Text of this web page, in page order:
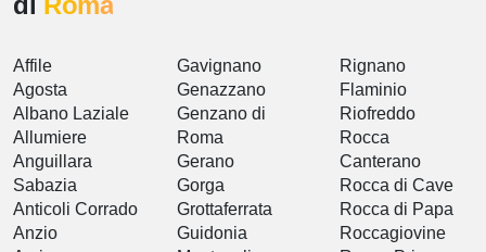
Affile
Agosta
Albano Laziale
Allumiere
Anguillara
Sabazia
Anticoli Corrado
Anzio
Gavignano
Genazzano
Genzano di
Roma
Gerano
Gorga
Grottaferrata
Guidonia
Rignano
Flaminio
Riofreddo
Rocca
Canterano
Rocca di Cave
Rocca di Papa
Roccagiovine